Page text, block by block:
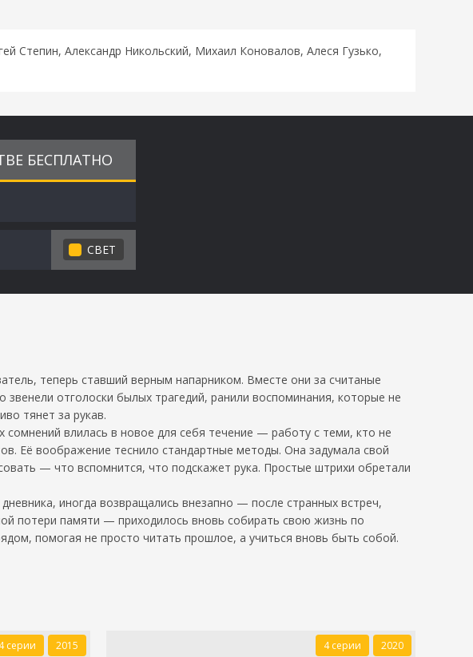
Степин, Александр Никольский, Михаил Коновалов, Алеся Гузько,
БЕСПЛАТНО
СВЕТ
теперь ставший верным напарником. Вместе они за считаные
отголоски былых трагедий, ранили воспоминания, которые не
тянет за рукав.
влилась в новое для себя течение — работу с теми, кто не
Её воображение теснило стандартные методы. Она задумала свой
— что вспомнится, что подскажет рука. Простые штрихи обретали
иногда возвращались внезапно — после странных встреч,
потери памяти — приходилось вновь собирать свою жизнь по
помогая не просто читать прошлое, а учиться вновь быть собой.
4 серии 2015 4 серии 2020